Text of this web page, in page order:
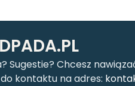
Sugestie? Chcesz
kontaktu na adres: